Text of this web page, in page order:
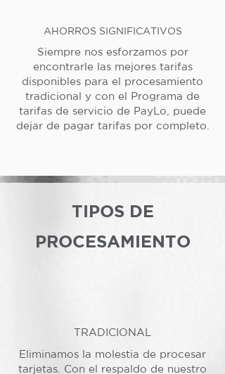
AHORROS SIGNIFICATIVOS
Siempre nos esforzamos por
encontrarle las mejores tarifas
disponibles para el procesamiento
tradicional y con el Programa de
tarifas de servicio de PayLo, puede
dejar de pagar tarifas por completo.
TIPOS DE
PROCESAMIENTO
TRADICIONAL
Eliminamos la molestia de procesar
tarjetas. Con el respaldo de nuestro